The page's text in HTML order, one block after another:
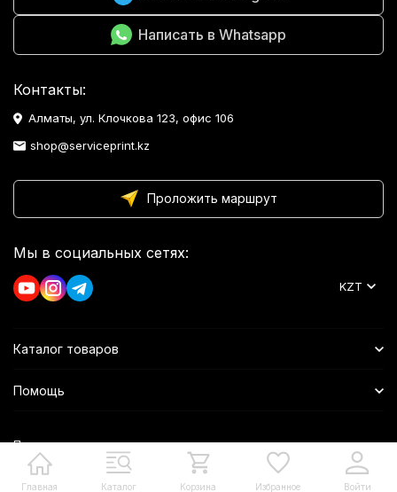
Главная Каталог Корзина Избранное Войти
Написать в Whatsapp
Контакты:
Алматы, ул. Клочкова 123, офис 106
shop@serviceprint.kz
Проложить маршрут
Мы в социальных сетях:
KZT
Каталог товаров
Помощь
Политика персональных данных